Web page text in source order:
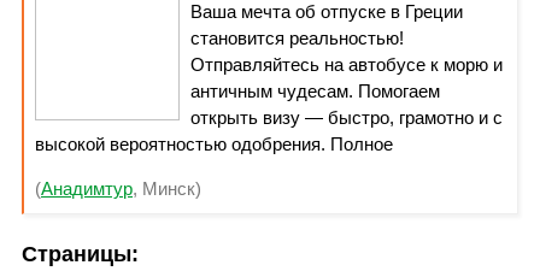
Ваша мечта об отпуске в Греции
становится реальностью!
Отправляйтесь на автобусе к морю и
античным чудесам. Помогаем
открыть визу — быстро, грамотно и с
высокой вероятностью одобрения. Полное
подготовка к подаче.
(Анадимтур, Минск)
Страницы: